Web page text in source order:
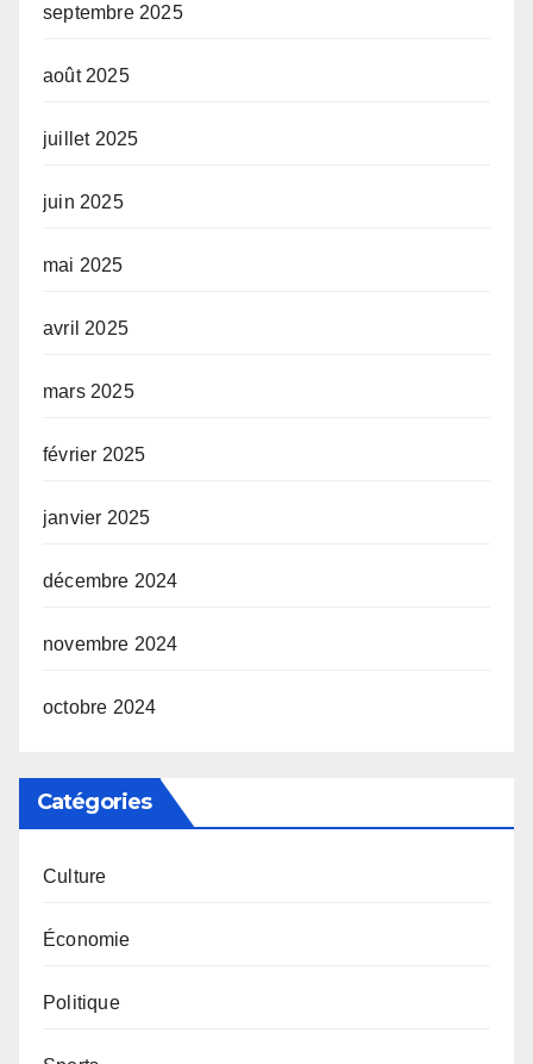
septembre 2025
août 2025
juillet 2025
juin 2025
mai 2025
avril 2025
mars 2025
février 2025
janvier 2025
décembre 2024
novembre 2024
octobre 2024
Catégories
Culture
Économie
Politique